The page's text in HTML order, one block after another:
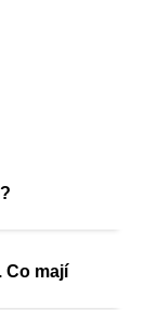
Co mají